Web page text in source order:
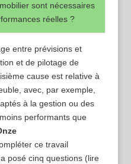
sont nécessaires
réelles ?
entre prévisions et
et de pilotage de
cause est relative à
avec, par exemple,
à la gestion ou des
performants que
ce travail
a posé cinq questions (lire